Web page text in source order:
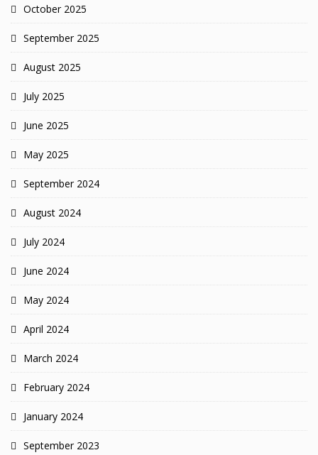
October 2025
September 2025
August 2025
July 2025
June 2025
May 2025
September 2024
August 2024
July 2024
June 2024
May 2024
April 2024
March 2024
February 2024
January 2024
September 2023